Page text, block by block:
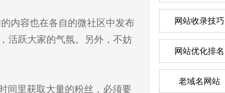
内容也在各自的微社区中发布
活跃大家的气氛。另外，不妨
间里获取大量的粉丝，必须要
网站收录技巧
网站优化排名
老域名网站